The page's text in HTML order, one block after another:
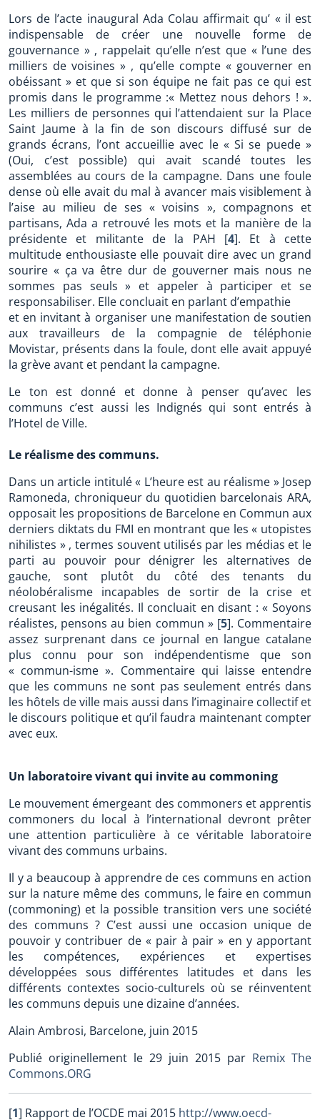
Lors de l’acte inaugural Ada Colau affirmait qu’ « il est
indispensable de créer une nouvelle forme de
gouvernance » , rappelait qu’elle n’est que « l’une des
milliers de voisines » , qu’elle compte « gouverner en
obéissant » et que si son équipe ne fait pas ce qui est
promis dans le programme :« Mettez nous dehors ! ».
Les milliers de personnes qui l’attendaient sur la Place
Saint Jaume à la fin de son discours diffusé sur de
grands écrans, l’ont accueillie avec le « Si se puede »
(Oui, c’est possible) qui avait scandé toutes les
assemblées au cours de la campagne. Dans une foule
dense où elle avait du mal à avancer mais visiblement à
l’aise au milieu de ses « voisins », compagnons et
partisans, Ada a retrouvé les mots et la manière de la
présidente et militante de la PAH [4]. Et à cette
multitude enthousiaste elle pouvait dire avec un grand
sourire « ça va être dur de gouverner mais nous ne
sommes pas seuls » et appeler à participer et se
responsabiliser. Elle concluait en parlant d’empathie
et en invitant à organiser une manifestation de soutien
aux travailleurs de la compagnie de téléphonie
Movistar, présents dans la foule, dont elle avait appuyé
la grève avant et pendant la campagne.
Le ton est donné et donne à penser qu’avec les
communs c’est aussi les Indignés qui sont entrés à
l’Hotel de Ville.
Le réalisme des communs.
Dans un article intitulé « L’heure est au réalisme » Josep
Ramoneda, chroniqueur du quotidien barcelonais ARA,
opposait les propositions de Barcelone en Commun aux
derniers diktats du FMI en montrant que les « utopistes
nihilistes » , termes souvent utilisés par les médias et le
parti au pouvoir pour dénigrer les alternatives de
gauche, sont plutôt du côté des tenants du
néolobéralisme incapables de sortir de la crise et
creusant les inégalités. Il concluait en disant : « Soyons
réalistes, pensons au bien commun »[5]. Commentaire
assez surprenant dans ce journal en langue catalane
plus connu pour son indépendentisme que son
« commun-isme ». Commentaire qui laisse entendre
que les communs ne sont pas seulement entrés dans
les hôtels de ville mais aussi dans l’imaginaire collectif et
le discours politique et qu’il faudra maintenant compter
avec eux.
Un laboratoire vivant qui invite au commoning
Le mouvement émergeant des commoners et apprentis
commoners du local à l’international devront prêter
une attention particulière à ce véritable laboratoire
vivant des communs urbains.
Il y a beaucoup à apprendre de ces communs en action
sur la nature même des communs, le faire en commun
(commoning) et la possible transition vers une société
des communs ? C’est aussi une occasion unique de
pouvoir y contribuer de « pair à pair » en y apportant
les compétences, expériences et expertises
développées sous différentes latitudes et dans les
différents contextes socio-culturels où se réinventent
les communs depuis une dizaine d’années.
Alain Ambrosi, Barcelone, juin 2015
Publié originellement le 29 juin 2015 par Remix The
Commons.ORG
[1] Rapport de l’OCDE mai 2015 http://www.oecd-